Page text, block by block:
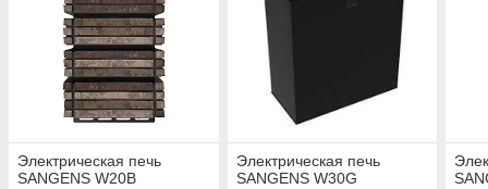
Электрическая печь
SANGENS W20B
Электрическая печь
SANGENS W30G